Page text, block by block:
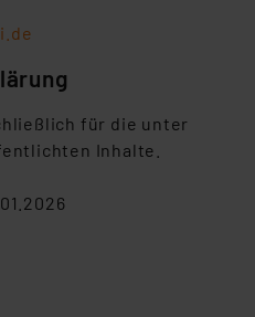
für die unter
Inhalte.